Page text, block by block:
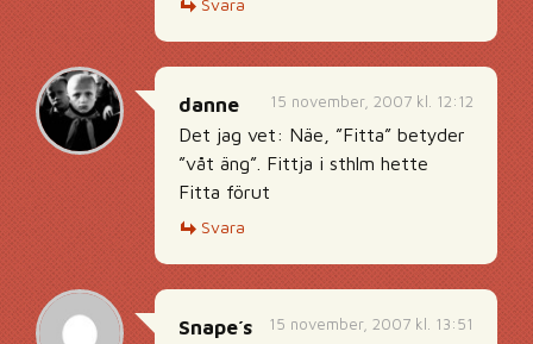
Svara
15 november, 2007 kl. 12:12
danne
Det jag vet: Näe, ”Fitta” betyder
”våt äng”. Fittja i sthlm hette
Fitta förut
Svara
15 november, 2007 kl. 13:51
Snape´s